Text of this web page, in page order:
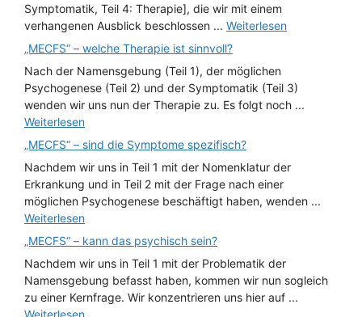
Symptomatik, Teil 4: Therapie], die wir mit einem
verhangenen Ausblick beschlossen ... Weiterlesen
„MECFS“ – welche Therapie ist sinnvoll?
Nach der Namensgebung (Teil 1), der möglichen
Psychogenese (Teil 2) und der Symptomatik (Teil 3)
wenden wir uns nun der Therapie zu. Es folgt noch ...
Weiterlesen
„MECFS“ – sind die Symptome spezifisch?
Nachdem wir uns in Teil 1 mit der Nomenklatur der
Erkrankung und in Teil 2 mit der Frage nach einer
möglichen Psychogenese beschäftigt haben, wenden ...
Weiterlesen
„MECFS“ – kann das psychisch sein?
Nachdem wir uns in Teil 1 mit der Problematik der
Namensgebung befasst haben, kommen wir nun sogleich
zu einer Kernfrage. Wir konzentrieren uns hier auf ...
Weiterlesen